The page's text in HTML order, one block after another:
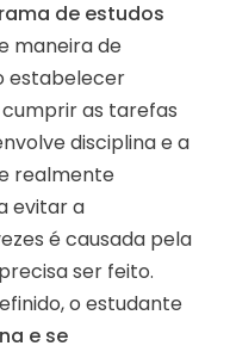
de estudos
maneira de
estabelecer
as tarefas
disciplina e a
realmente
evitar a
é causada pela
ser feito.
o estudante
e se